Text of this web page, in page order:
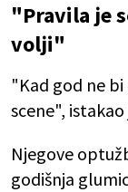
"Pravila je
volji"
"Kad god ne
scene", istakao
Njegove
godišnja